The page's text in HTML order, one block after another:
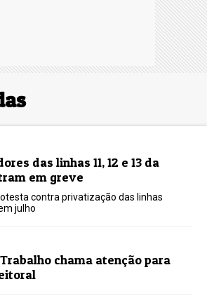
das linhas 11, 12 e 13 da
em greve
contra privatização das linhas
julho
chama atenção para